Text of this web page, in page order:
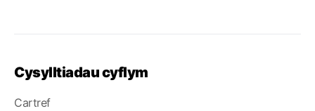
Cysylltiadau cyflym
Cartref